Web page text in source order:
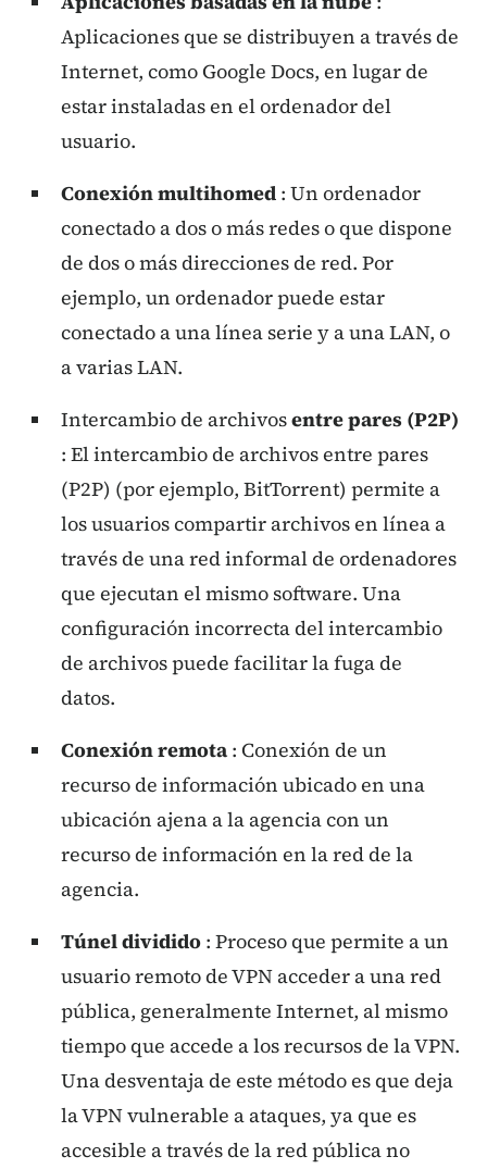
Aplicaciones que se distribuyen a través de
Internet, como Google Docs, en lugar de
estar instaladas en el ordenador del
usuario.
Conexión multihomed : Un ordenador
conectado a dos o más redes o que dispone
de dos o más direcciones de red. Por
ejemplo, un ordenador puede estar
conectado a una línea serie y a una LAN, o
a varias LAN.
Intercambio de archivosentre pares (P2P)
: El intercambio de archivos entre pares
(P2P) (por ejemplo, BitTorrent) permite a
los usuarios compartir archivos en línea a
través de una red informal de ordenadores
que ejecutan el mismo software. Una
configuración incorrecta del intercambio
de archivos puede facilitar la fuga de
datos.
Conexión remota : Conexión de un
recurso de información ubicado en una
ubicación ajena a la agencia con un
recurso de información en la red de la
agencia.
Túnel dividido : Proceso que permite a un
usuario remoto de VPN acceder a una red
pública, generalmente Internet, al mismo
tiempo que accede a los recursos de la VPN.
Una desventaja de este método es que deja
la VPN vulnerable a ataques, ya que es
accesible a través de la red pública no